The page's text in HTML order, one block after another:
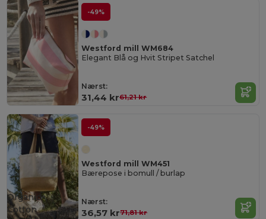
-49%
Westford mill WM684
Elegant Blå og Hvit Stripet Satchel
Nærst:
31,44 kr61,21 kr
-49%
Westford mill WM451
Bærepose i bomull / burlap
Nærst:
36,57 kr71,81 kr
Organic
Cotton